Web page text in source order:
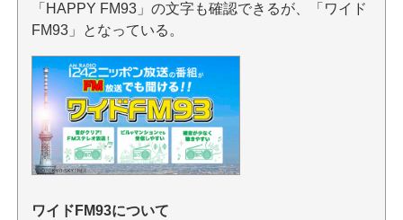
「HAPPY FM93」の文字も確認できるが、「ワイド
FM93」となっている。
ワイドFM93について